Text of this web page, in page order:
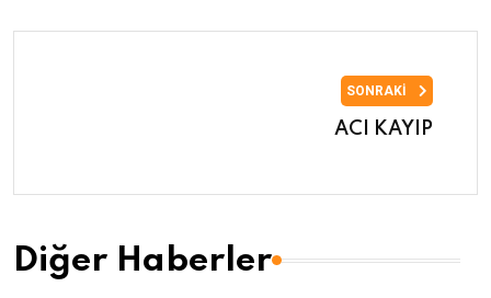
SONRAKI
ACI KAYIP
Diğer Haberler